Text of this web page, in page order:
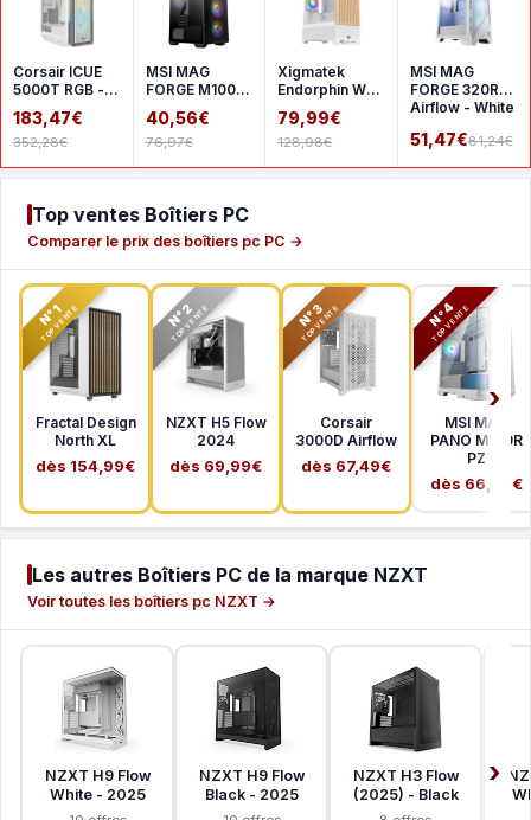
Corsair ICUE
5000T RGB -
White
183,47€
352,28€
MSI MAG
FORGE M100R
- Black
40,56€
76,97€
Xigmatek
Endorphin WD
- White
79,99€
128,98€
MSI MAG
FORGE 320R
Airflow - White
51,47€81,24€
Top ventes Boîtiers PC
Comparer le prix des boîtiers pc PC →
N°1
TOP VENTE
Fractal Design
North XL
dès 154,99€
N°2
TOP VENTE
NZXT H5 Flow
2024
dès 69,99€
N°3
TOP VENTE
Corsair
3000D Airflow
dès 67,49€
N°4
TOP VENTE
MSI MAG
PANO M100R
PZ
dès 66,99€
Les autres Boîtiers PC de la marque NZXT
Voir toutes les boîtiers pc NZXT →
NZXT H9 Flow
White - 2025
NZXT H9 Flow
Black - 2025
NZXT H3 Flow
(2025) - Black